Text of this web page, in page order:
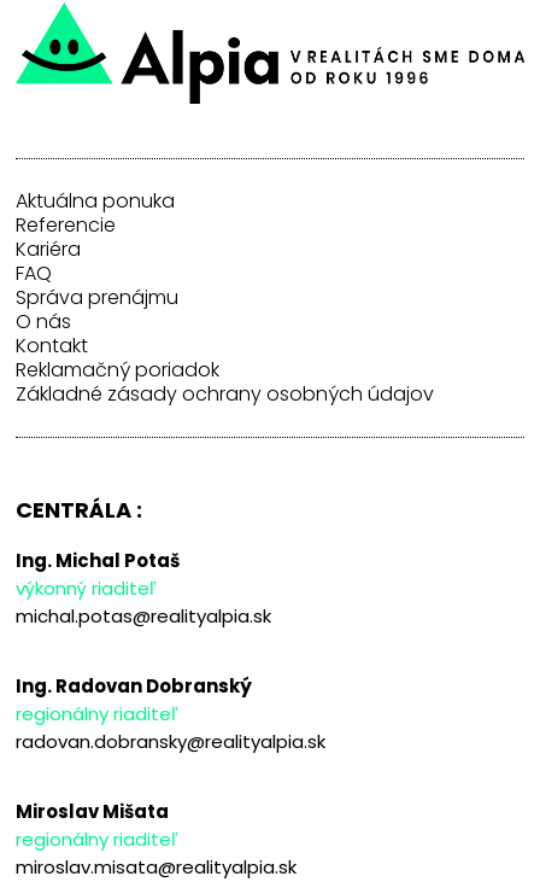
Aktuálna ponuka
Referencie
Kariéra
FAQ
Správa prenájmu
O nás
Kontakt
Reklamačný poriadok
Základné zásady ochrany osobných údajov
CENTRÁLA :
Ing. Michal Potaš
výkonný riaditeľ
michal.potas@realityalpia.sk
Ing. Radovan Dobranský
regionálny riaditeľ
radovan.dobransky@realityalpia.sk
Miroslav Mišata
regionálny riaditeľ
miroslav.misata@realityalpia.sk